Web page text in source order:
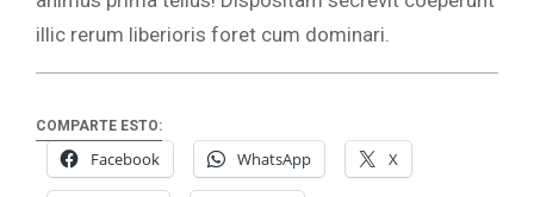
illic rerum liberioris foret cum dominari.
COMPARTE ESTO:
Facebook WhatsApp X